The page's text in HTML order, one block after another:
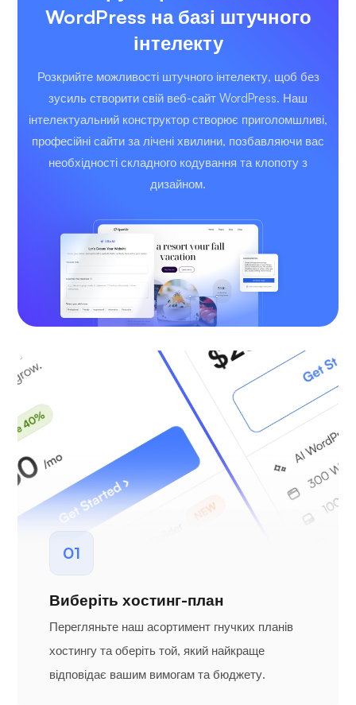
WordPress на базі штучного
інтелекту
Розкрийте можливості штучного інтелекту, щоб без
зусиль створити свій веб-сайт WordPress. Наш
інтелектуальний конструктор створює приголомшливі,
професійні сайти за лічені хвилини, позбавляючи вас
необхідності складного кодування та клопоту з
дизайном.
01
Виберіть хостинг-план
Перегляньте наш асортимент гнучких планів
хостингу та оберіть той, який найкраще
відповідає вашим вимогам та бюджету.